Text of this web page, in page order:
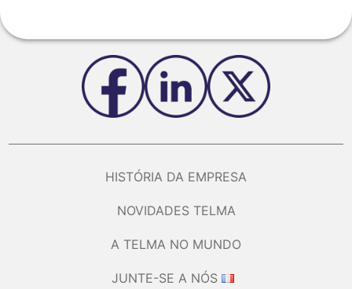
HISTÓRIA DA EMPRESA
NOVIDADES TELMA
A TELMA NO MUNDO
JUNTE-SE A NÓS